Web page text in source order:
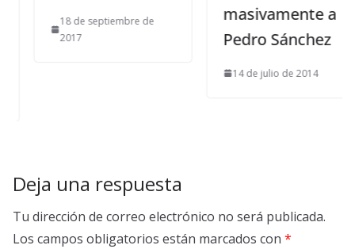
18 de septiembre de
2017
masivamente a
Pedro Sánchez
14 de julio de 2014
Deja una respuesta
Tu dirección de correo electrónico no será publicada.
Los campos obligatorios están marcados con *